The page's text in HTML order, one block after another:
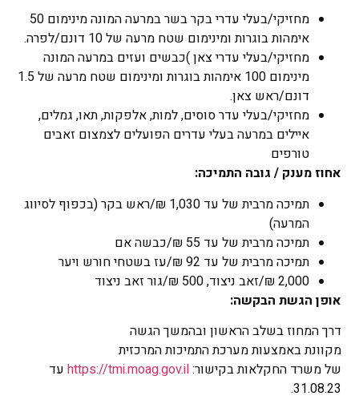
מחזיקי/בעלי עדרי בקר בשר במרעה המונה מינימום 50
אימהות בוגרות ומינימום שטח מרעה של 10 דונם/לפרה.
מחזיקי/בעלי עדרי צאן )כבשים ועזים במרעה המונה
מינימום 100 אימהות בוגרות ומינימום שטח מרעה של 1.5
דונם/ראש צאן.
מחזיקי/בעלי עדר סוסים, למות, אלפקות, תאו, גמלים,
איילים במרעה בעלי עדרים הפועלים לצמצום זאבים
טורפים
אחוז מענק / גובה התמיכה:
תמיכה מרבית של עד 1,030 ₪/ראש בקר (בכפוף לסיווג
המרעה)
תמיכה מרבית של עד 55 ₪/כבשה אם
תמיכה מרבית של עד 92 ₪/עז בשטחי חורש ויער
2,000 ₪/זאב ניצוד, 500 ₪/גור זאב ניצוד
אופן הגשת הבקשה:
דרך המחוז בשלב הראשון ובהמשך הגשה
מקוונת באמצעות מערכת התמיכות המרכזית
של משרד החקלאות בקישור:https://tmi.moag.gov.ilעד
31.08.23.